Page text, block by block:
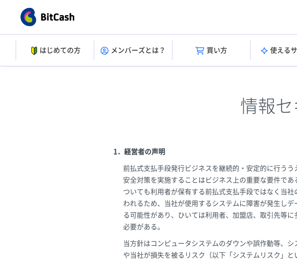
はじめての方 メンバーズとは？ 買い方 使える
情報
1．経営者の声明
前払式支払手段発行ビジネスを継続的・安定的に行う
安全対策を実施することはビジネス上の重要な要件で
ついても利用者が保有する前払式支払手段ではなく当
われるため、当社が使用するシステムに障害が発生し
る可能性があり、ひいては利用者、加盟店、取引先等
必要がある。
当方針はコンピュータシステムのダウンや誤作動等、
や当社が損失を被るリスク（以下「システムリスク」